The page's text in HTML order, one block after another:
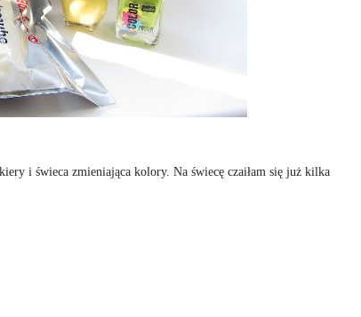
i świeca zmieniająca kolory. Na świecę czaiłam się już kilka